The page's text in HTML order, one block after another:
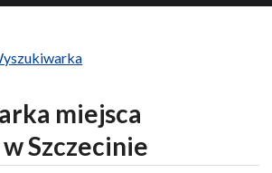
miejsca
Szczecinie